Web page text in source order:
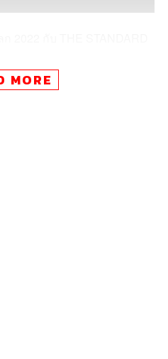
โปรแกรม พร้อมกับเรื่องราวที่
ทางhttps://thestandard.co/wor
MORE